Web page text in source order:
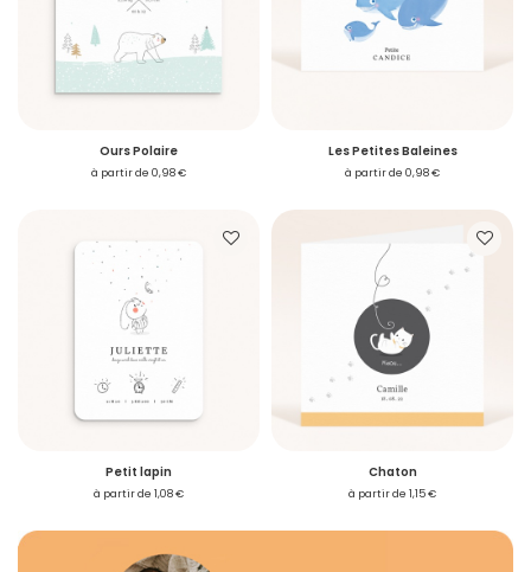
Ours Polaire
à partir de 0,98 €
Les Petites Baleines
à partir de 0,98 €
Petit lapin
à partir de 1,08 €
Chaton
à partir de 1,15 €